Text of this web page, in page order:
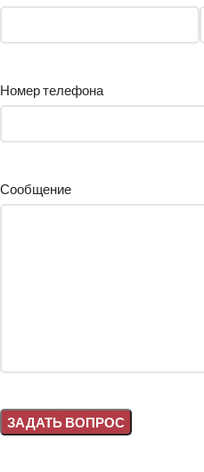
Номер телефона
Сообщение